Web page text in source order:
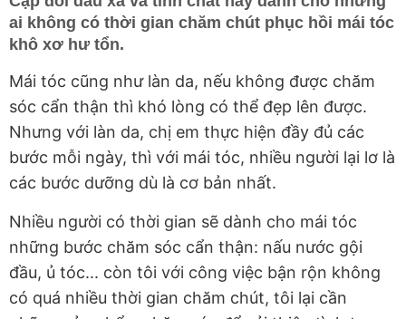
ai không có thời gian chăm chút phục hồi mái tóc
khô xơ hư tổn.
Mái tóc cũng như làn da, nếu không được chăm
sóc cẩn thận thì khó lòng có thể đẹp lên được.
Nhưng với làn da, chị em thực hiện đầy đủ các
bước mỗi ngày, thì với mái tóc, nhiều người lại lơ là
các bước dưỡng dù là cơ bản nhất.
Nhiều người có thời gian sẽ dành cho mái tóc
những bước chăm sóc cẩn thận: nấu nước gội
đầu, ủ tóc... còn tôi với công việc bận rộn không
có quá nhiều thời gian chăm chút, tôi lại cần